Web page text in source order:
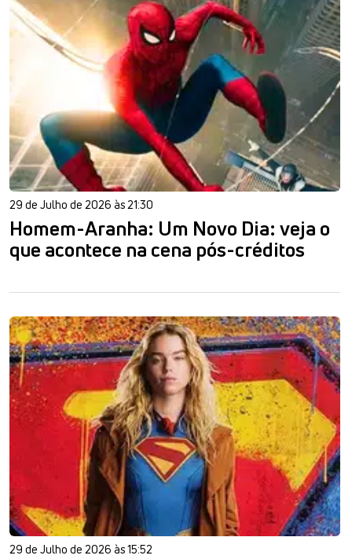
29 de Julho de 2026 às 21:30
Homem-Aranha: Um Novo Dia: veja o
que acontece na cena pós-créditos
29 de Julho de 2026 às 15:52